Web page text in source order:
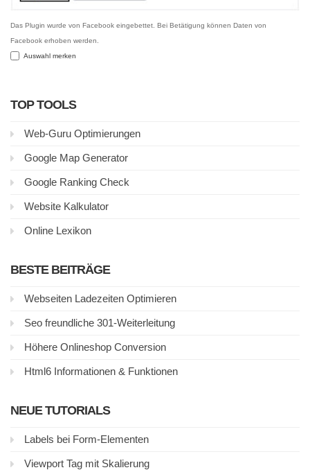
Das Plugin wurde von Facebook eingebettet. Bei Betätigung können Daten von
Facebook erhoben werden.
Auswahl merken
TOP TOOLS
Web-Guru Optimierungen
Google Map Generator
Google Ranking Check
Website Kalkulator
Online Lexikon
BESTE BEITRÄGE
Webseiten Ladezeiten Optimieren
Seo freundliche 301-Weiterleitung
Höhere Onlineshop Conversion
Html6 Informationen & Funktionen
NEUE TUTORIALS
Labels bei Form-Elementen
Viewport Tag mit Skalierung